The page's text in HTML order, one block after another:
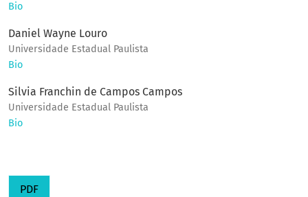
Bio
Daniel Wayne Louro
Universidade Estadual Paulista
Bio
Silvia Franchin de Campos Campos
Universidade Estadual Paulista
Bio
PDF